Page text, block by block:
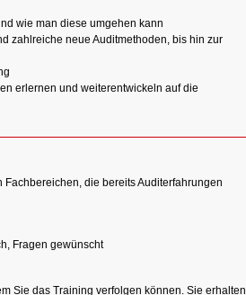
wie man diese umgehen kann
zahlreiche neue Auditmethoden, bis hin zur
erlernen und weiterentwickeln auf die
die bereits Auditerfahrungen
Fragen gewünscht
Sie das Training verfolgen können. Sie erhalten